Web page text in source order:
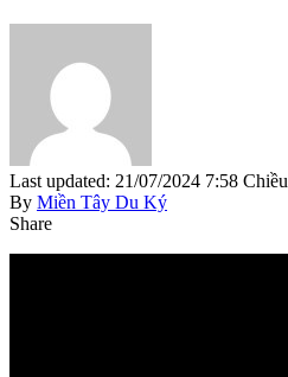
Last updated: 21/07/2024 7:58 Chiều
By Miền Tây Du Ký
Share